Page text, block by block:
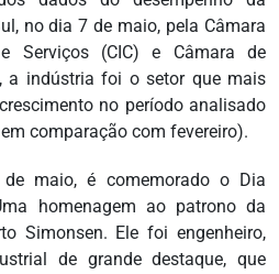
no dia 7 de maio, pela Câmara
Serviços (CIC) e Câmara de
a indústria foi o setor que mais
no período analisado
comparação com fevereiro).
de maio, é comemorado o Dia
homenagem ao patrono da
Simonsen. Ele foi engenheiro,
de grande destaque, que